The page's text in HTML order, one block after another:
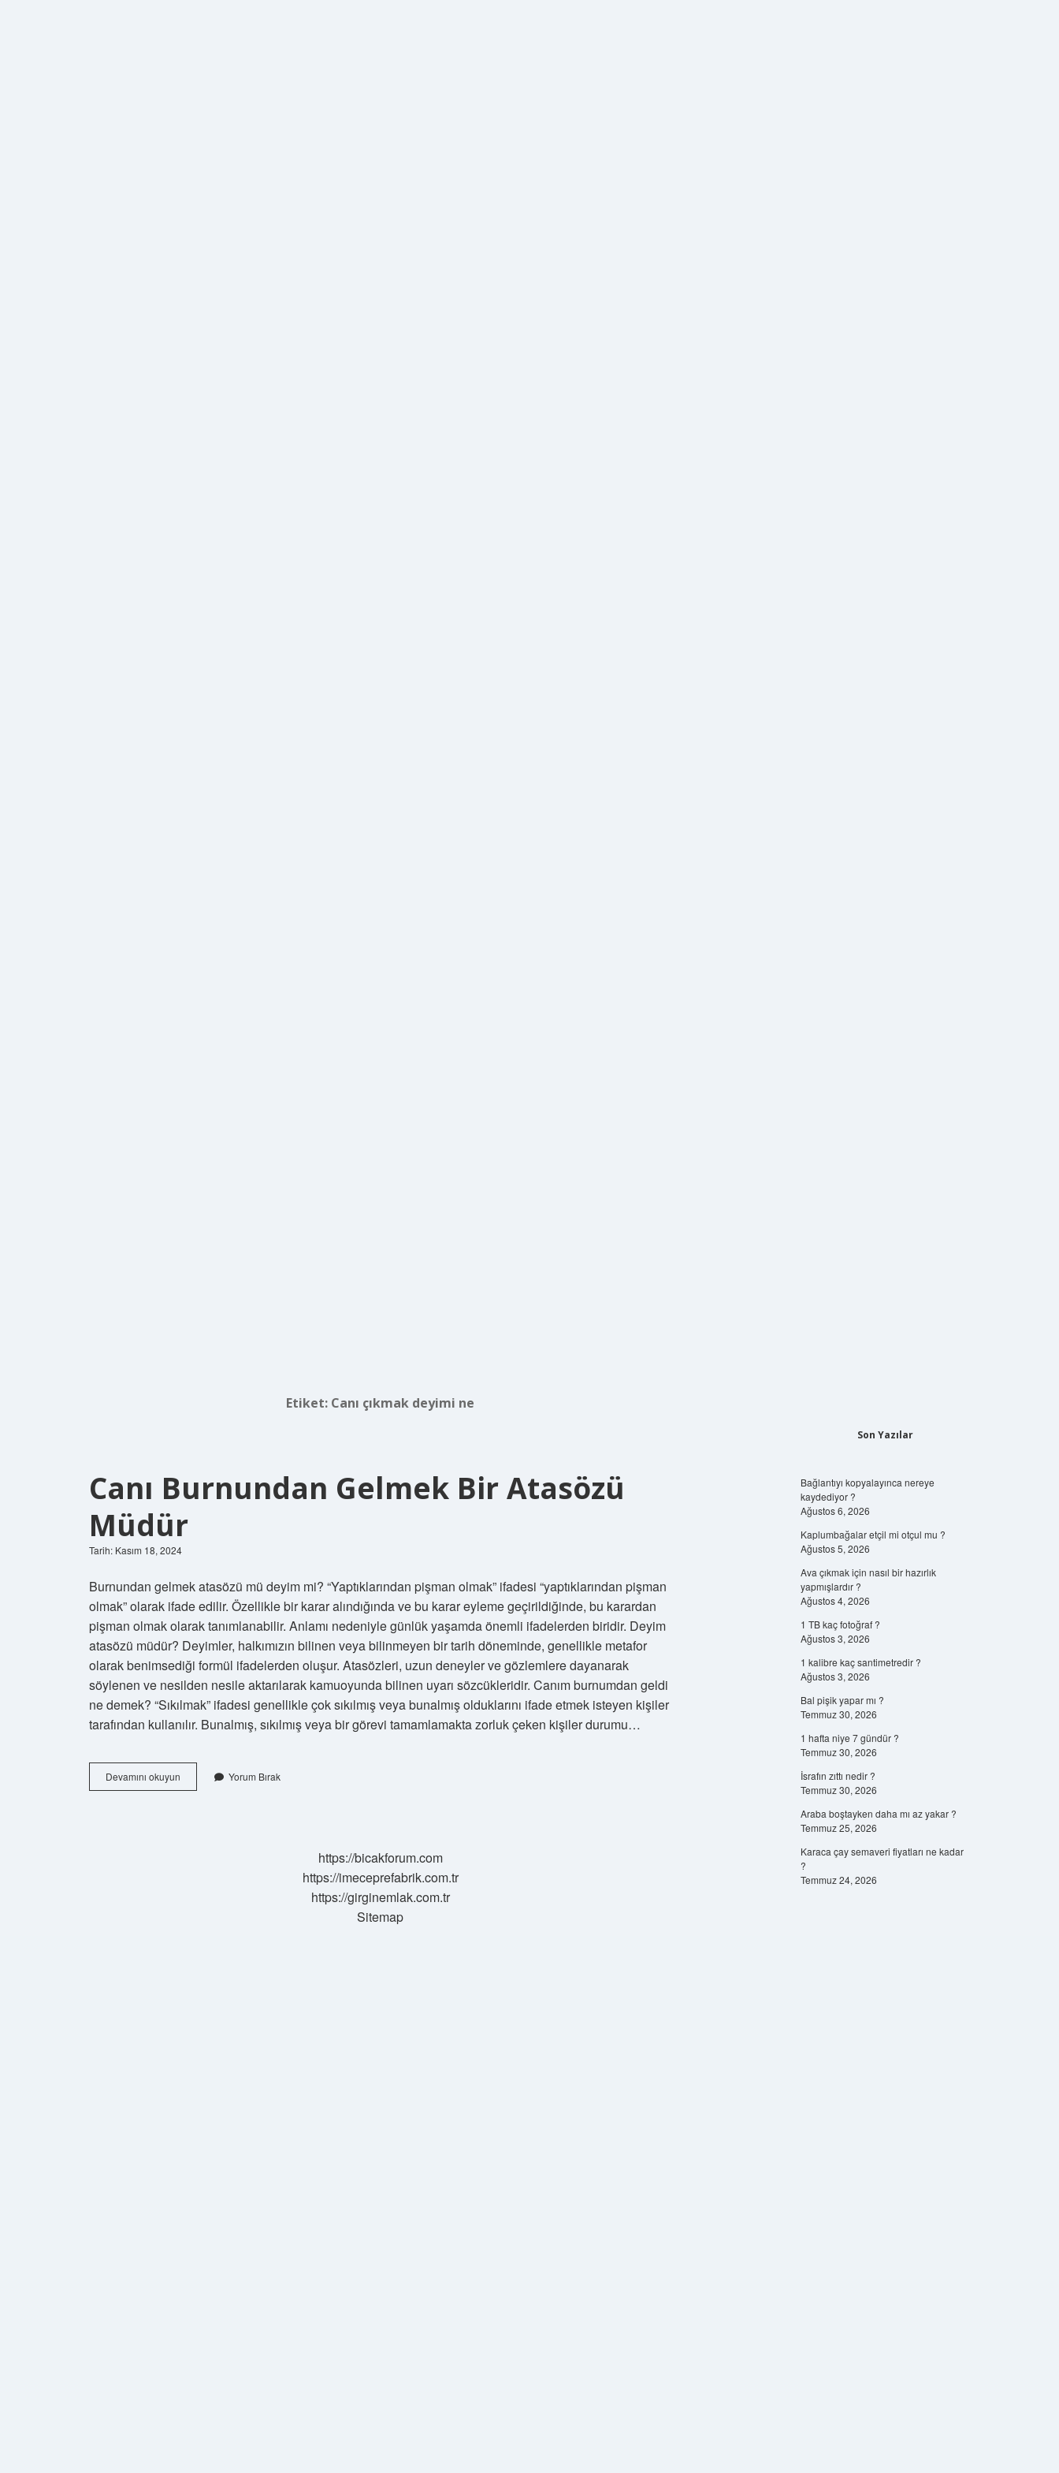
Etiket: Canı çıkmak deyimi ne
Canı Burnundan Gelmek Bir Atasözü
Müdür
Tarih: Kasım 18, 2024
Burnundan gelmek atasözü mü deyim mi? “Yaptıklarından pişman olmak” ifadesi “yaptıklarından pişman
olmak” olarak ifade edilir. Özellikle bir karar alındığında ve bu karar eyleme geçirildiğinde, bu karardan
pişman olmak olarak tanımlanabilir. Anlamı nedeniyle günlük yaşamda önemli ifadelerden biridir. Deyim
atasözü müdür? Deyimler, halkımızın bilinen veya bilinmeyen bir tarih döneminde, genellikle metafor
olarak benimsediği formül ifadelerden oluşur. Atasözleri, uzun deneyler ve gözlemlere dayanarak
söylenen ve nesilden nesile aktarılarak kamuoyunda bilinen uyarı sözcükleridir. Canım burnumdan geldi
ne demek? “Sıkılmak” ifadesi genellikle çok sıkılmış veya bunalmış olduklarını ifade etmek isteyen kişiler
tarafından kullanılır. Bunalmış, sıkılmış veya bir görevi tamamlamakta zorluk çeken kişiler durumu…
Devamını okuyun
Burnundan
Yorum Bırak
https://bicakforum.com
https://imeceprefabrik.com.tr
https://girginemlak.com.tr
Sitemap
Son Yazılar
Bağlantıyı kopyalayınca nereye
kaydediyor ?
Ağustos 6, 2026
Kaplumbağalar etçil mi otçul mu ?
Ağustos 5, 2026
Ava çıkmak için nasıl bir hazırlık
yapmışlardır ?
Ağustos 4, 2026
1 TB kaç fotoğraf ?
Ağustos 3, 2026
1 kalibre kaç santimetredir ?
Ağustos 3, 2026
Bal pişik yapar mı ?
Temmuz 30, 2026
1 hafta niye 7 gündür ?
Temmuz 30, 2026
İsrafın zıttı nedir ?
Temmuz 30, 2026
Araba boştayken daha mı az yakar ?
Temmuz 25, 2026
Karaca çay semaveri fiyatları ne kadar
?
Temmuz 24, 2026